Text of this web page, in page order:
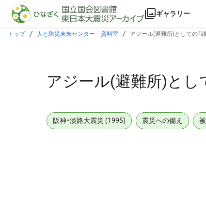
本文に飛ぶ
ギャラリー
トップ 人と防災未来センター 資料室 アジール(避難所)としての「
アジール(避難所)とし
阪神・淡路大震災 (1995) 震災への備え